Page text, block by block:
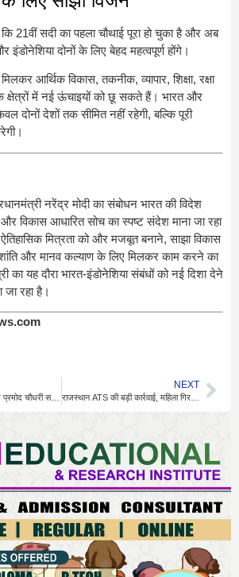
कि 21वीं सदी का पहला चौथाई पूरा हो चुका है और अब
दोनों के लिए बेहद महत्वपूर्ण होंगे।
आर्थिक विकास, तकनीक, व्यापार, शिक्षा, रक्षा
में नई ऊंचाइयों को छू सकते हैं। भारत और
दोनों देशों तक सीमित नहीं रहेगी, बल्कि पूरी
नरेंद्र मोदी का संबोधन भारत की विदेश
और विकास आधारित सोच का स्पष्ट संदेश माना जा रहा
मित्रता को और मजबूत बनाने, साझा विकास
और मानव कल्याण के लिए मिलकर काम करने का
का यह दौरा भारत-इंडोनेशिया संबंधों को नई दिशा देने
जा रहा है।
16 साल पुराने हत्याकांड में प्रमोद चौधरी समेत दो को फांसी
NEXT
राजस्थान ATS की बड़ी कार्रवाई, महिला गिरफ्तार, जांच तेज